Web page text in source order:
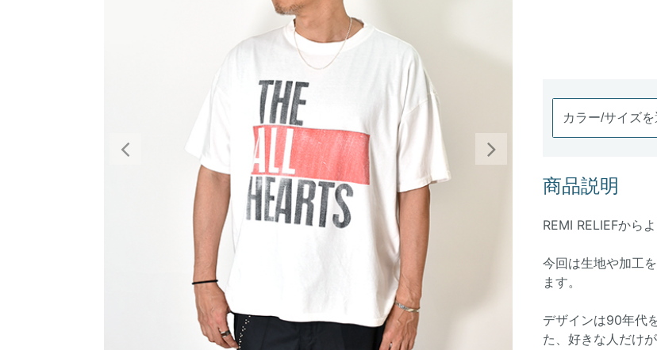
Previous Next
商品説明
REMI RELIEFから
今回は生地や加工
ます。
デザインは90年代
た、好きな人だけ